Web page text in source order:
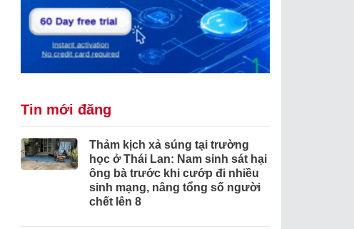
Tin mới đăng
Thảm kịch xả súng tại trường
học ở Thái Lan: Nam sinh sát hại
ông bà trước khi cướp đi nhiều
sinh mạng, nâng tổng số người
chết lên 8